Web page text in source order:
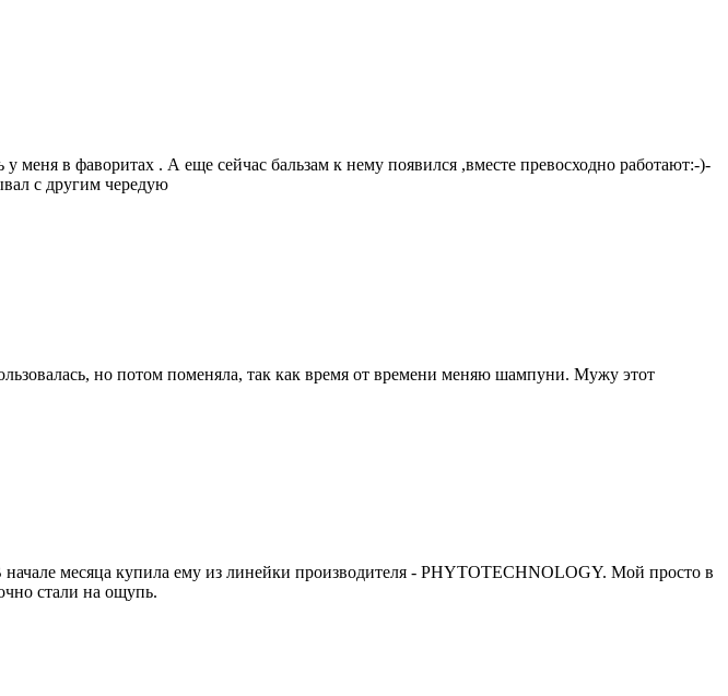
в фаворитах . А еще сейчас бальзам к нему появился ,вместе превосходно работают:-)-
с другим чередую
но потом поменяла, так как время от времени меняю шампуни. Мужу этот
месяца купила ему из линейки производителя - PHYTOTECHNOLOGY. Мой просто в
стали на ощупь.